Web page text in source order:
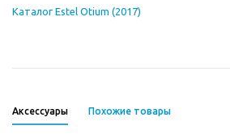
Каталог Estel Otium (2017)
Аксессуары Похожие товары